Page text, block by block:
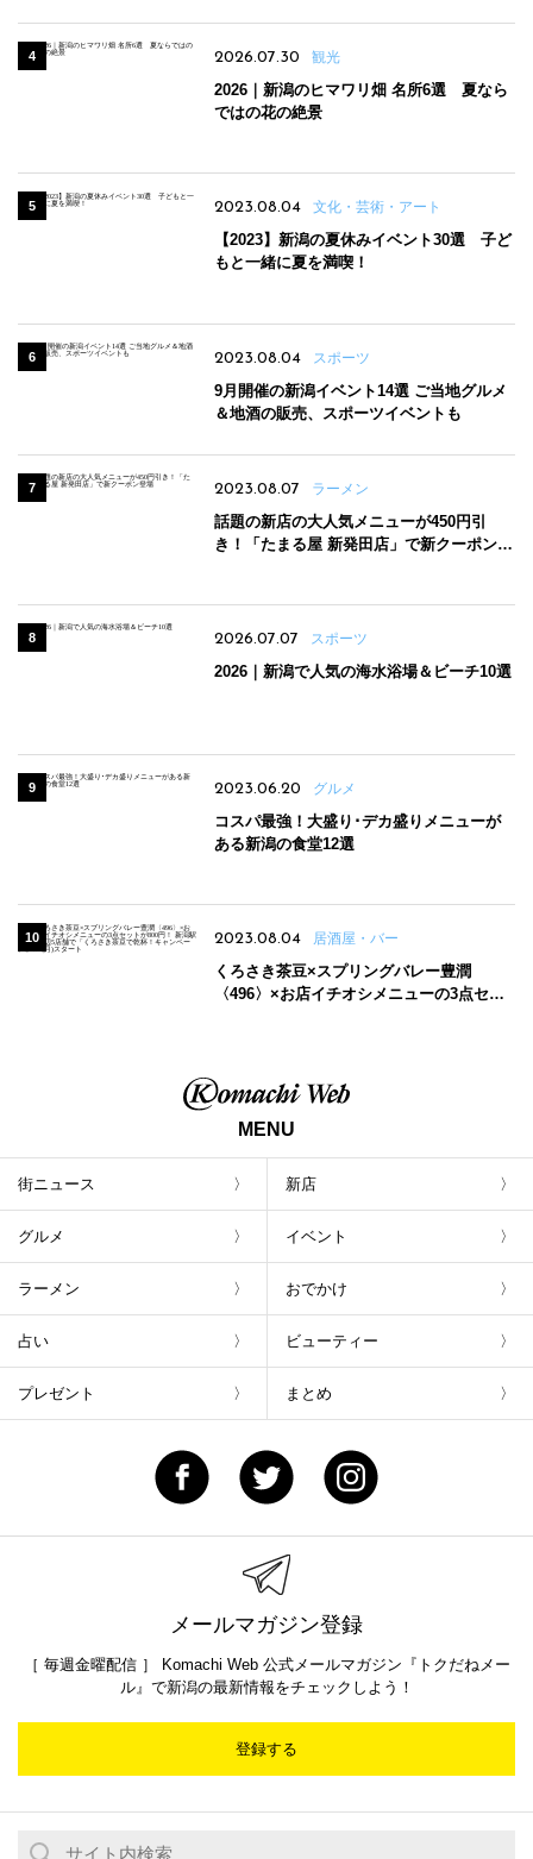
2026.07.30 観光
2026｜新潟のヒマワリ畑 名所6選 夏なら
ではの花の絶景
2023.08.04 文化・芸術・アート
【2023】新潟の夏休みイベント30選 子ど
もと一緒に夏を満喫！
2023.08.04 スポーツ
9月開催の新潟イベント14選 ご当地グルメ
＆地酒の販売、スポーツイベントも
2023.08.07 ラーメン
話題の新店の大人気メニューが450円引
き！「たまる屋 新発田店」で新クーポン登
2026.07.07 スポーツ
2026｜新潟で人気の海水浴場＆ビーチ10選
2023.06.20 グルメ
コスパ最強！大盛り･デカ盛りメニューが
ある新潟の食堂12選
2023.08.04 居酒屋・バー
くろさき茶豆×スプリングバレー豊潤
〈496〉×お店イチオシメニューの3点セッ
MENU
街ニュース 新店
グルメ イベント
ラーメン おでかけ
占い ビューティー
プレゼント まとめ
メールマガジン登録
［ 毎週金曜配信 ］ Komachi Web 公式メールマガジン『トクだねメー
ル』で新潟の最新情報をチェックしよう！
登録する